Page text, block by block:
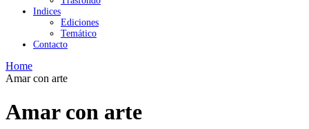
Indices
Ediciones
Temático
Contacto
Home
Amar con arte
Amar con arte